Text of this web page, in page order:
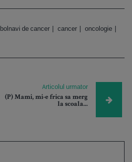
bolnavi de cancer cancer
oncologie
Articolul urmator
(P) Mami, mi-e frica sa merg
la scoala...